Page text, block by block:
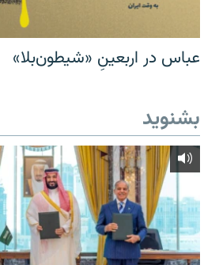
عباس در اربعینِ «شیطون‌بلا»
بشنوید